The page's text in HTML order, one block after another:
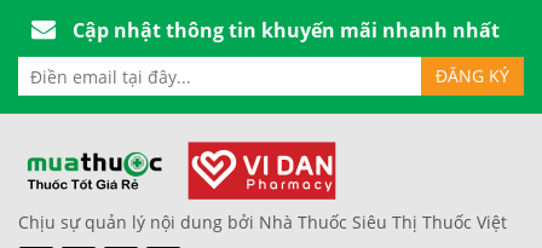
Cập nhật thông tin khuyến mãi nhanh nhất
Chịu sự quản lý nội dung bởi Nhà Thuốc Siêu Thị Thuốc Việt